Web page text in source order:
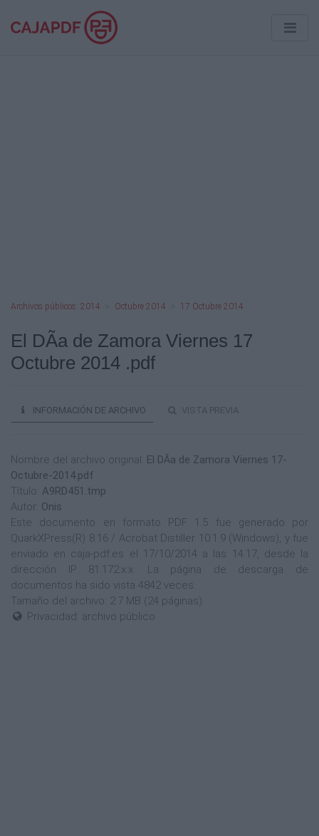
Archivos públicos: 2014 Octubre 2014 17 Octubre 2014
El DÃ­a de Zamora Viernes 17
Octubre 2014 .pdf
INFORMACIÓN DE ARCHIVO VISTA PREVIA
Nombre del archivo original: El DÃ­a de Zamora Viernes 17-
Octubre-2014.pdf
Título: A9RD451.tmp
Autor: Onis
Este documento en formato PDF 1.5 fue generado por
QuarkXPress(R) 8.16 / Acrobat Distiller 10.1.9 (Windows), y fue
enviado en caja-pdf.es el 17/10/2014 a las 14:17, desde la
dirección IP 81.172.x.x. La página de descarga de
documentos ha sido vista 4842 veces.
Tamaño del archivo: 2.7 MB (24 páginas).
Privacidad: archivo público